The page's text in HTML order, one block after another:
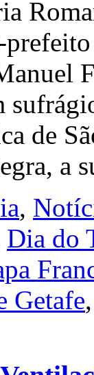
de
a
,
Dia do
Getafe